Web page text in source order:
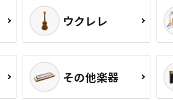
ウクレレ
その他楽器